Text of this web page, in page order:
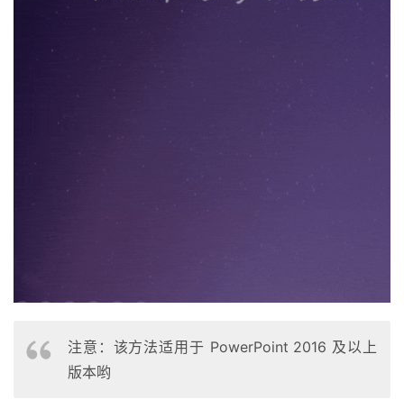
注意：该方法适用于 PowerPoint 2016 及以上
版本哟